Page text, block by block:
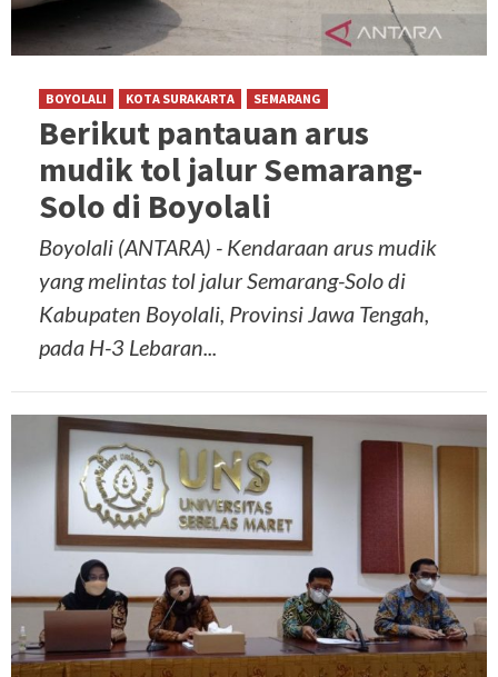
BOYOLALI KOTA SURAKARTA SEMARANG
Berikut pantauan arus
mudik tol jalur Semarang-
Solo di Boyolali
Boyolali (ANTARA) - Kendaraan arus mudik
yang melintas tol jalur Semarang-Solo di
Kabupaten Boyolali, Provinsi Jawa Tengah,
pada H-3 Lebaran...